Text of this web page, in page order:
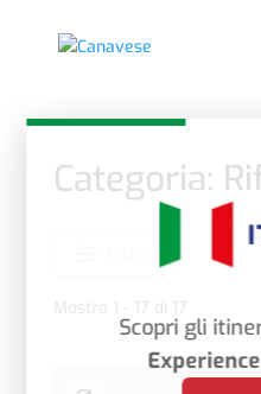
Categoria:
Scopri gli
Experience